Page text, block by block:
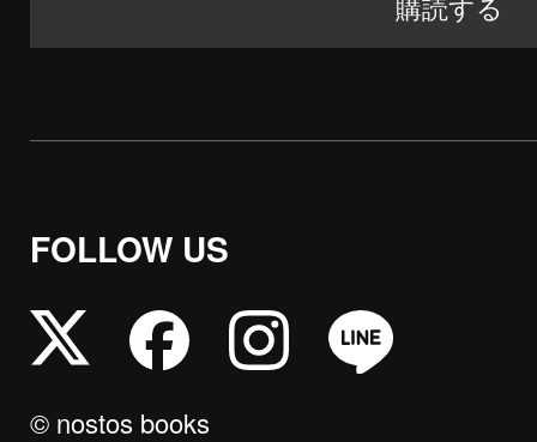
FOLLOW US
© nostos books